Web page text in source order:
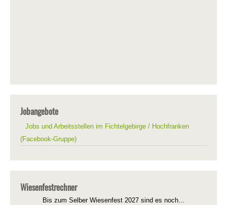
Jobangebote
Jobs und Arbeitsstellen im Fichtelgebirge / Hochfranken
(Facebook-Gruppe)
Wiesenfestrechner
Bis zum Selber Wiesenfest 2027 sind es noch...